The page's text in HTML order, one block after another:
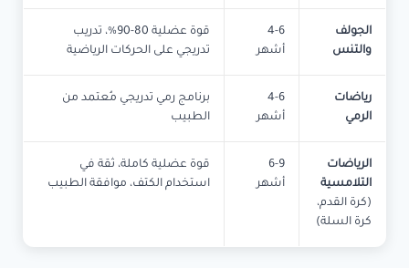
الجولف
والتنس
4-6
أشهر
قوة عضلية 80-90%، تدريب
تدريجي على الحركات الرياضية
رياضات
الرمي
4-6
أشهر
برنامج رمي تدريجي مُعتمد من
الطبيب
الرياضات
التلامسية
(كرة القدم،
كرة السلة)
6-9
أشهر
قوة عضلية كاملة، ثقة في
استخدام الكتف، موافقة الطبيب